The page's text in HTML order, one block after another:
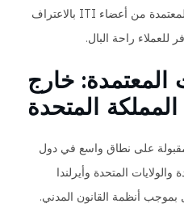
الترجمات المعتمدة من أعضاء ITI بالاعتراف
للعملاء راحة البال.
المعتمدة: خارج
المملكة المتحدة
على نطاق واسع في دول
المتحدة وأيرلندا
بموجب أنظمة القانون المدني.